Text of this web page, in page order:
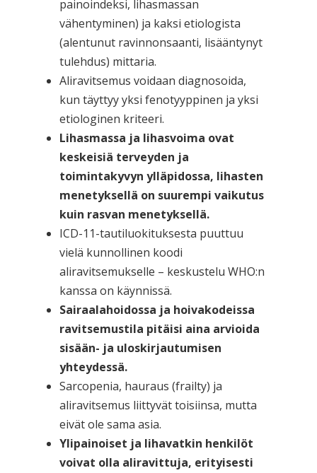
painoindeksi, lihasmassan
vähentyminen) ja kaksi etiologista
(alentunut ravinnonsaanti, lisääntynyt
tulehdus) mittaria.
Aliravitsemus voidaan diagnosoida,
kun täyttyy yksi fenotyyppinen ja yksi
etiologinen kriteeri.
Lihasmassa ja lihasvoima ovat
keskeisiä terveyden ja
toimintakyvyn ylläpidossa, lihasten
menetyksellä on suurempi vaikutus
kuin rasvan menetyksellä.
ICD-11-tautiluokituksesta puuttuu
vielä kunnollinen koodi
aliravitsemukselle – keskustelu WHO:n
kanssa on käynnissä.
Sairaalahoidossa ja hoivakodeissa
ravitsemustila pitäisi aina arvioida
sisään- ja uloskirjautumisen
yhteydessä.
Sarcopenia, hauraus (frailty) ja
aliravitsemus liittyvät toisiinsa, mutta
eivät ole sama asia.
Ylipainoiset ja lihavatkin henkilöt
voivat olla aliravittuja, erityisesti